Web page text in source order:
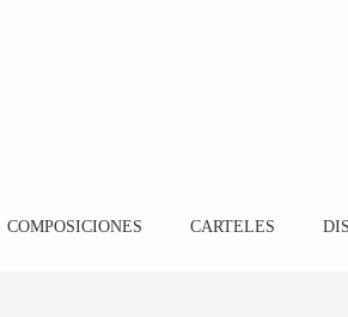
COMPOSICIONES CARTELES